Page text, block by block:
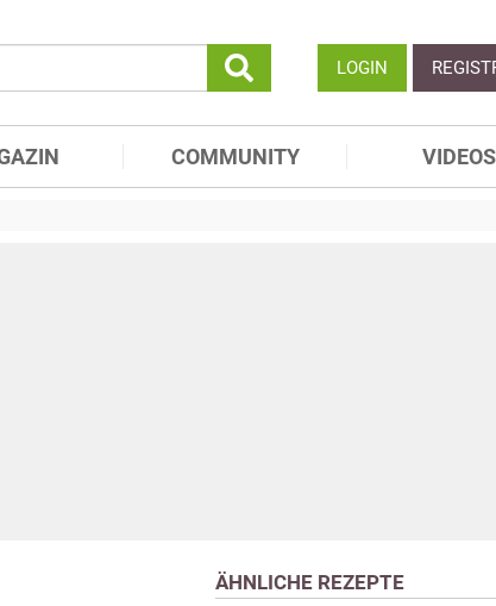
LOGIN
COMMUNITY VIDEOS
ÄHNLICHE REZEPTE